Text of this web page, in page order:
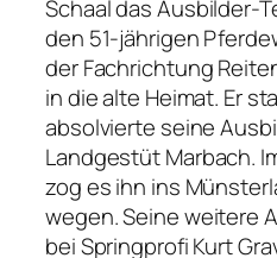
Schaal das Ausbilder-
den 51-jährigen
der Fachrichtung
in die alte Heimat. Er
absolvierte seine
Landgestüt Marbach.
zog es ihn ins
wegen. Seine weitere
bei Springprofi Kurt